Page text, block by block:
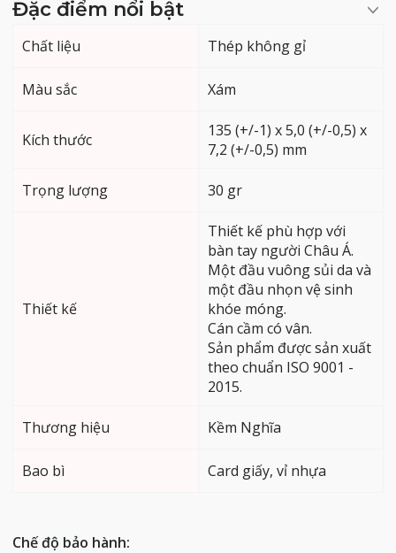
Đặc điểm nổi bật
Chất liệu Thép không gỉ
Màu sắc Xám
Kích thước
135 (+/-1) x 5,0 (+/-0,5) x
7,2 (+/-0,5) mm
Trọng lượng 30 gr
Thiết kế
Thiết kế phù hợp với
bàn tay người Châu Á.
Một đầu vuông sủi da và
một đầu nhọn vệ sinh
khóe móng.
Cán cầm có vân.
Sản phẩm được sản xuất
theo chuẩn ISO 9001 -
2015.
Thương hiệu Kềm Nghĩa
Bao bì Card giấy, vỉ nhựa
Chế độ bảo hành: